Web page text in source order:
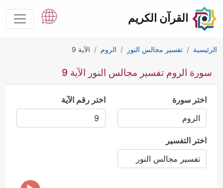
القرآن الكريم
الرئيسية تفسير مجالس النور الروم الآية 9
سورة الروم تفسير مجالس النور الآية 9
اختر سورة اختر رقم الآية
اختر التفسير